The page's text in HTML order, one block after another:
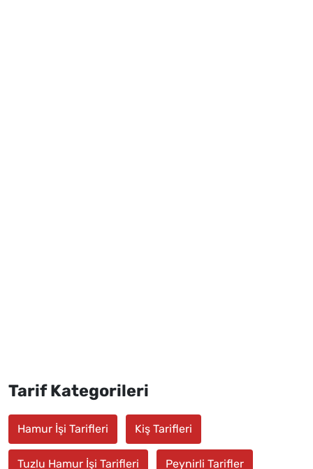
Tarif Kategorileri
Hamur İşi Tarifleri Kiş Tarifleri
Tuzlu Hamur İşi Tarifleri Peynirli Tarifler